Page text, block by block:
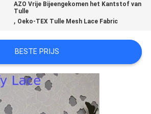
AZO Vrije Bijeengekomen het Kantstof van
Tulle
, Oeko-TEX Tulle Mesh Lace Fabric
BESTE PRIJS